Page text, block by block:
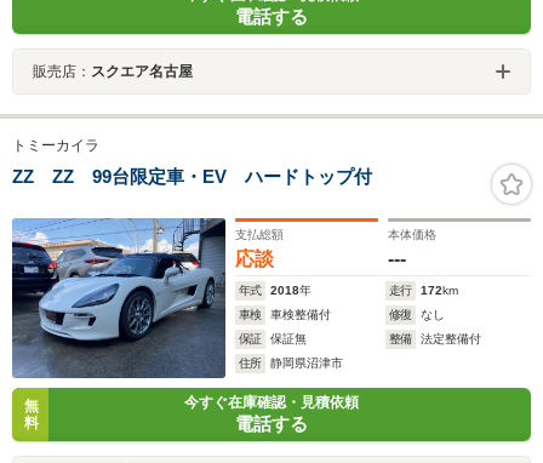
電話する
販売店： スクエア名古屋
トミーカイラ
ZZ ZZ 99台限定車・EV ハードトップ付
支払総額
応談
本体価格
---
年式 2018年 走行 172km
車検
車検整備付 修復
なし
保証
保証無 整備
法定整備付
住所
静岡県沼津市
無
料
今すぐ在庫確認・見積依頼
電話する